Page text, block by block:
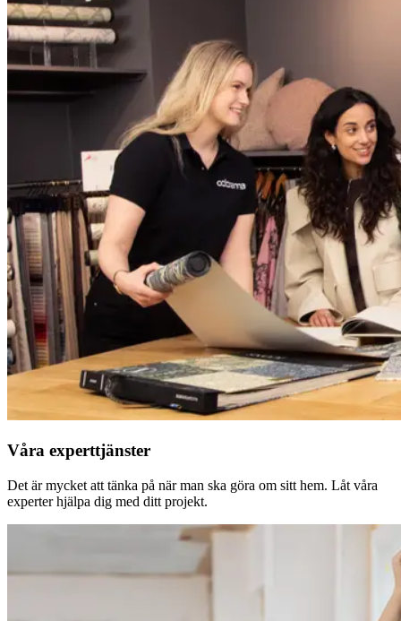
Våra experttjänster
Det är mycket att tänka på när man ska göra om sitt hem. Låt våra
experter hjälpa dig med ditt projekt.